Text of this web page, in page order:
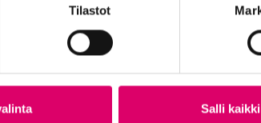
Tilastot
Salli kaikki
47-559 MUSTA
GOLDEN
21,99€